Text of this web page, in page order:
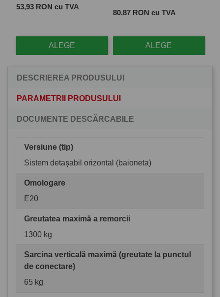
Pret
53,93 RON cu TVA
ALEGE
Pret
80,87 RON cu TVA
ALEGE
DESCRIEREA PRODUSULUI
PARAMETRII PRODUSULUI
DOCUMENTE DESCĂRCABILE
Versiune (tip)
Sistem detașabil orizontal (baioneta)
Omologare
E20
Greutatea maximă a remorcii
1300 kg
Sarcina verticală maximă (greutate la punctul
de conectare)
65 kg